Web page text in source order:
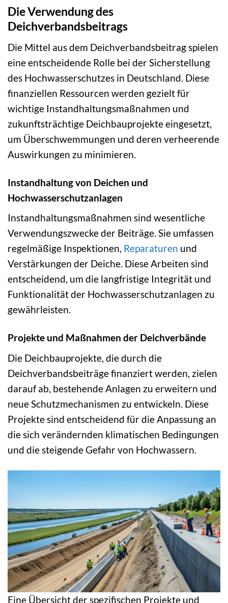
Die Verwendung des
Deichverbandsbeitrags
Die Mittel aus dem Deichverbandsbeitrag spielen
eine entscheidende Rolle bei der Sicherstellung
des Hochwasserschutzes in Deutschland. Diese
finanziellen Ressourcen werden gezielt für
wichtige Instandhaltungsmaßnahmen und
zukunftsträchtige Deichbauprojekte eingesetzt,
um Überschwemmungen und deren verheerende
Auswirkungen zu minimieren.
Instandhaltung von Deichen und
Hochwasserschutzanlagen
Instandhaltungsmaßnahmen sind wesentliche
Verwendungszwecke der Beiträge. Sie umfassen
regelmäßige Inspektionen, Reparaturen und
Verstärkungen der Deiche. Diese Arbeiten sind
entscheidend, um die langfristige Integrität und
Funktionalität der Hochwasserschutzanlagen zu
gewährleisten.
Projekte und Maßnahmen der Deichverbände
Die Deichbauprojekte, die durch die
Deichverbandsbeiträge finanziert werden, zielen
darauf ab, bestehende Anlagen zu erweitern und
neue Schutzmechanismen zu entwickeln. Diese
Projekte sind entscheidend für die Anpassung an
die sich verändernden klimatischen Bedingungen
und die steigende Gefahr von Hochwassern.
Eine Übersicht der spezifischen Projekte und